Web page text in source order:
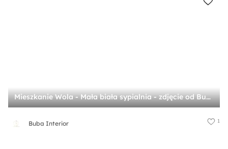
Mieszkanie Wola - Mała biała sypialnia - zdjęcie od Buba Interior
Buba Interior 1